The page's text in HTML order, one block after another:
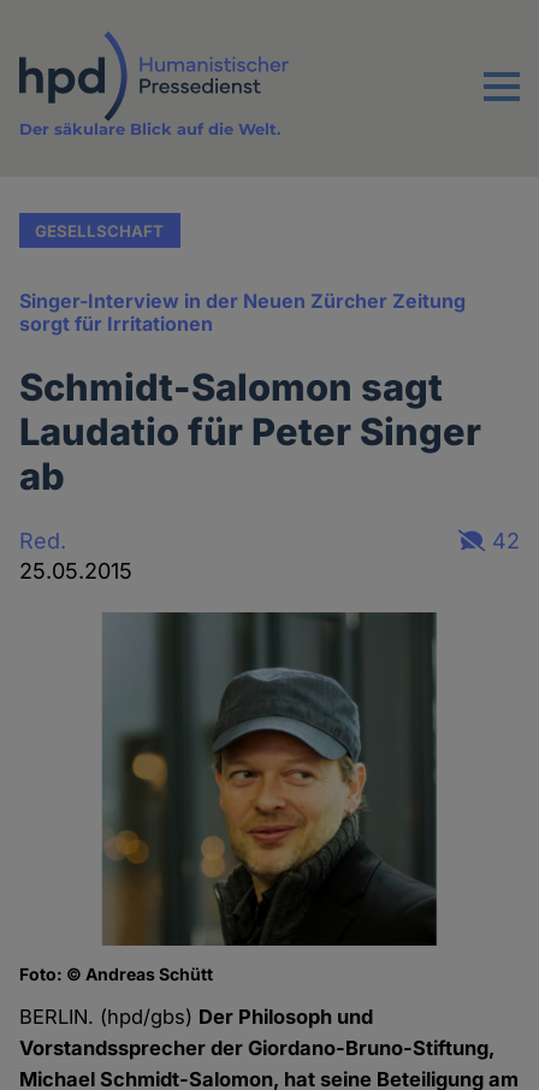
Inhalt
Menu
Der säkulare Blick auf die Welt.
GESELLSCHAFT
Singer-Interview in der Neuen Zürcher Zeitung
sorgt für Irritationen
Schmidt-Salomon sagt
Laudatio für Peter Singer
ab
Red.
25.05.2015
42
Foto: © Andreas Schütt
BERLIN. (hpd/gbs) Der Philosoph und
Vorstandssprecher der Giordano-Bruno-Stiftung,
Michael Schmidt-Salomon, hat seine Beteiligung am